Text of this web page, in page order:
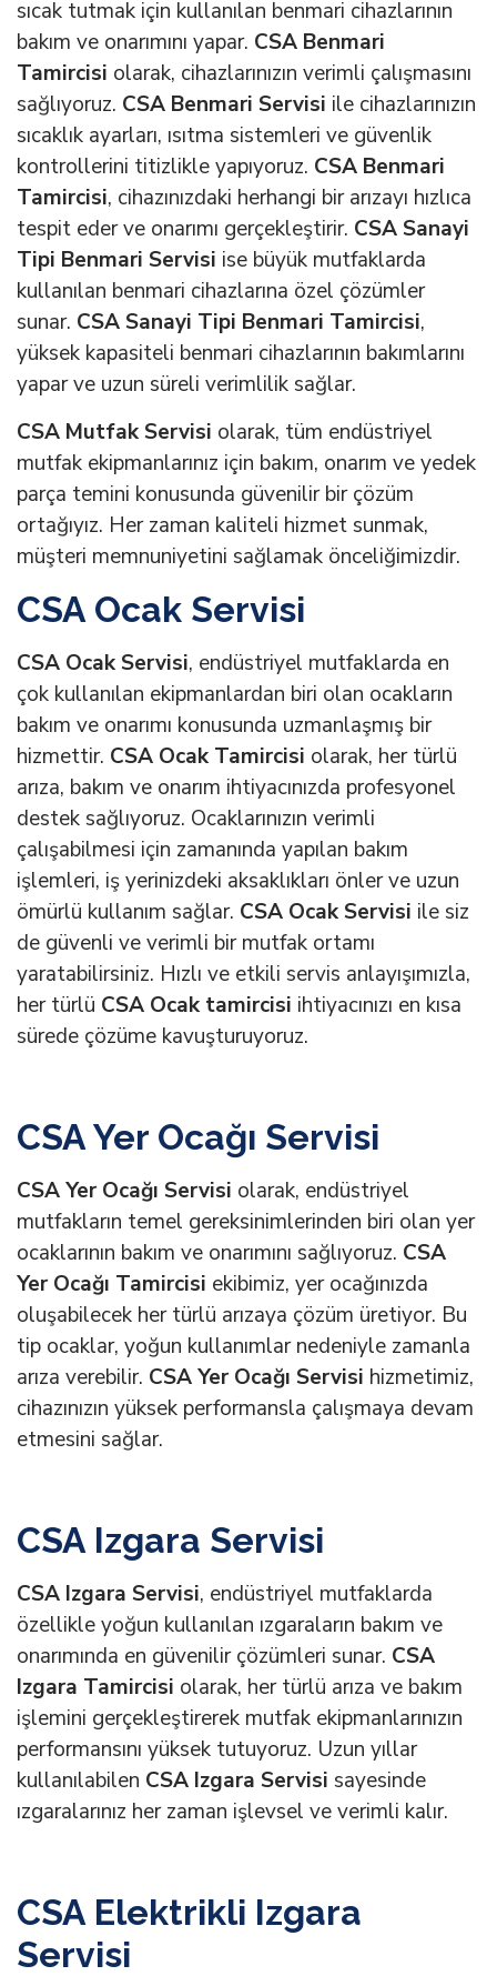
sıcak tutmak için kullanılan benmari cihazlarının
bakım ve onarımını yapar. CSA Benmari
Tamircisi olarak, cihazlarınızın verimli çalışmasını
sağlıyoruz. CSA Benmari Servisi ile cihazlarınızın
sıcaklık ayarları, ısıtma sistemleri ve güvenlik
kontrollerini titizlikle yapıyoruz. CSA Benmari
Tamircisi, cihazınızdaki herhangi bir arızayı hızlıca
tespit eder ve onarımı gerçekleştirir. CSA Sanayi
Tipi Benmari Servisi ise büyük mutfaklarda
kullanılan benmari cihazlarına özel çözümler
sunar. CSA Sanayi Tipi Benmari Tamircisi,
yüksek kapasiteli benmari cihazlarının bakımlarını
yapar ve uzun süreli verimlilik sağlar.
CSA Mutfak Servisi olarak, tüm endüstriyel
mutfak ekipmanlarınız için bakım, onarım ve yedek
parça temini konusunda güvenilir bir çözüm
ortağıyız. Her zaman kaliteli hizmet sunmak,
müşteri memnuniyetini sağlamak önceliğimizdir.
CSA Ocak Servisi
CSA Ocak Servisi, endüstriyel mutfaklarda en
çok kullanılan ekipmanlardan biri olan ocakların
bakım ve onarımı konusunda uzmanlaşmış bir
hizmettir. CSA Ocak Tamircisi olarak, her türlü
arıza, bakım ve onarım ihtiyacınızda profesyonel
destek sağlıyoruz. Ocaklarınızın verimli
çalışabilmesi için zamanında yapılan bakım
işlemleri, iş yerinizdeki aksaklıkları önler ve uzun
ömürlü kullanım sağlar. CSA Ocak Servisi ile siz
de güvenli ve verimli bir mutfak ortamı
yaratabilirsiniz. Hızlı ve etkili servis anlayışımızla,
her türlü CSA Ocak tamircisi ihtiyacınızı en kısa
sürede çözüme kavuşturuyoruz.
CSA Yer Ocağı Servisi
CSA Yer Ocağı Servisi olarak, endüstriyel
mutfakların temel gereksinimlerinden biri olan yer
ocaklarının bakım ve onarımını sağlıyoruz. CSA
Yer Ocağı Tamircisi ekibimiz, yer ocağınızda
oluşabilecek her türlü arızaya çözüm üretiyor. Bu
tip ocaklar, yoğun kullanımlar nedeniyle zamanla
arıza verebilir. CSA Yer Ocağı Servisi hizmetimiz,
cihazınızın yüksek performansla çalışmaya devam
etmesini sağlar.
CSA Izgara Servisi
CSA Izgara Servisi, endüstriyel mutfaklarda
özellikle yoğun kullanılan ızgaraların bakım ve
onarımında en güvenilir çözümleri sunar. CSA
Izgara Tamircisi olarak, her türlü arıza ve bakım
işlemini gerçekleştirerek mutfak ekipmanlarınızın
performansını yüksek tutuyoruz. Uzun yıllar
kullanılabilen CSA Izgara Servisi sayesinde
ızgaralarınız her zaman işlevsel ve verimli kalır.
CSA Elektrikli Izgara
Servisi